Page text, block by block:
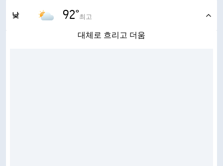
낮 92°최고
대체로 흐리고 더움